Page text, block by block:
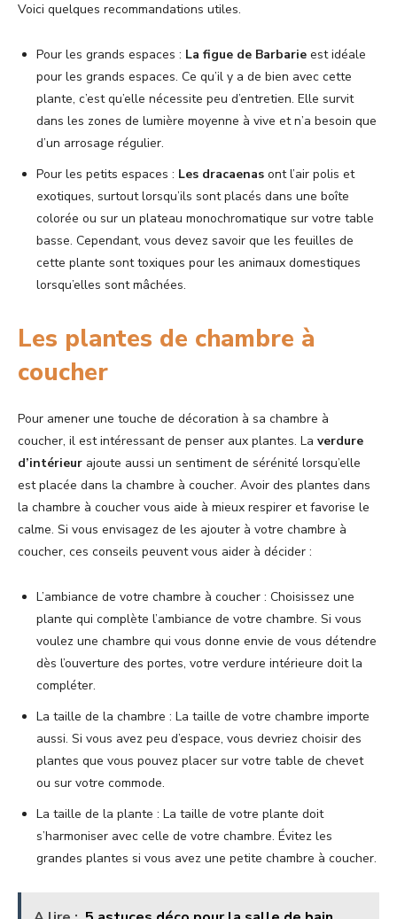
Voici quelques recommandations utiles.
Pour les grands espaces : La figue de Barbarie est idéale
pour les grands espaces. Ce qu’il y a de bien avec cette
plante, c’est qu’elle nécessite peu d’entretien. Elle survit
dans les zones de lumière moyenne à vive et n’a besoin que
d’un arrosage régulier.
Pour les petits espaces : Les dracaenas ont l’air polis et
exotiques, surtout lorsqu’ils sont placés dans une boîte
colorée ou sur un plateau monochromatique sur votre table
basse. Cependant, vous devez savoir que les feuilles de
cette plante sont toxiques pour les animaux domestiques
lorsqu’elles sont mâchées.
Les plantes de chambre à
coucher
Pour amener une touche de décoration à sa chambre à
coucher, il est intéressant de penser aux plantes. La verdure
d’intérieur ajoute aussi un sentiment de sérénité lorsqu’elle
est placée dans la chambre à coucher. Avoir des plantes dans
la chambre à coucher vous aide à mieux respirer et favorise le
calme. Si vous envisagez de les ajouter à votre chambre à
coucher, ces conseils peuvent vous aider à décider :
L’ambiance de votre chambre à coucher : Choisissez une
plante qui complète l’ambiance de votre chambre. Si vous
voulez une chambre qui vous donne envie de vous détendre
dès l’ouverture des portes, votre verdure intérieure doit la
compléter.
La taille de la chambre : La taille de votre chambre importe
aussi. Si vous avez peu d’espace, vous devriez choisir des
plantes que vous pouvez placer sur votre table de chevet
ou sur votre commode.
La taille de la plante : La taille de votre plante doit
s’harmoniser avec celle de votre chambre. Évitez les
grandes plantes si vous avez une petite chambre à coucher.